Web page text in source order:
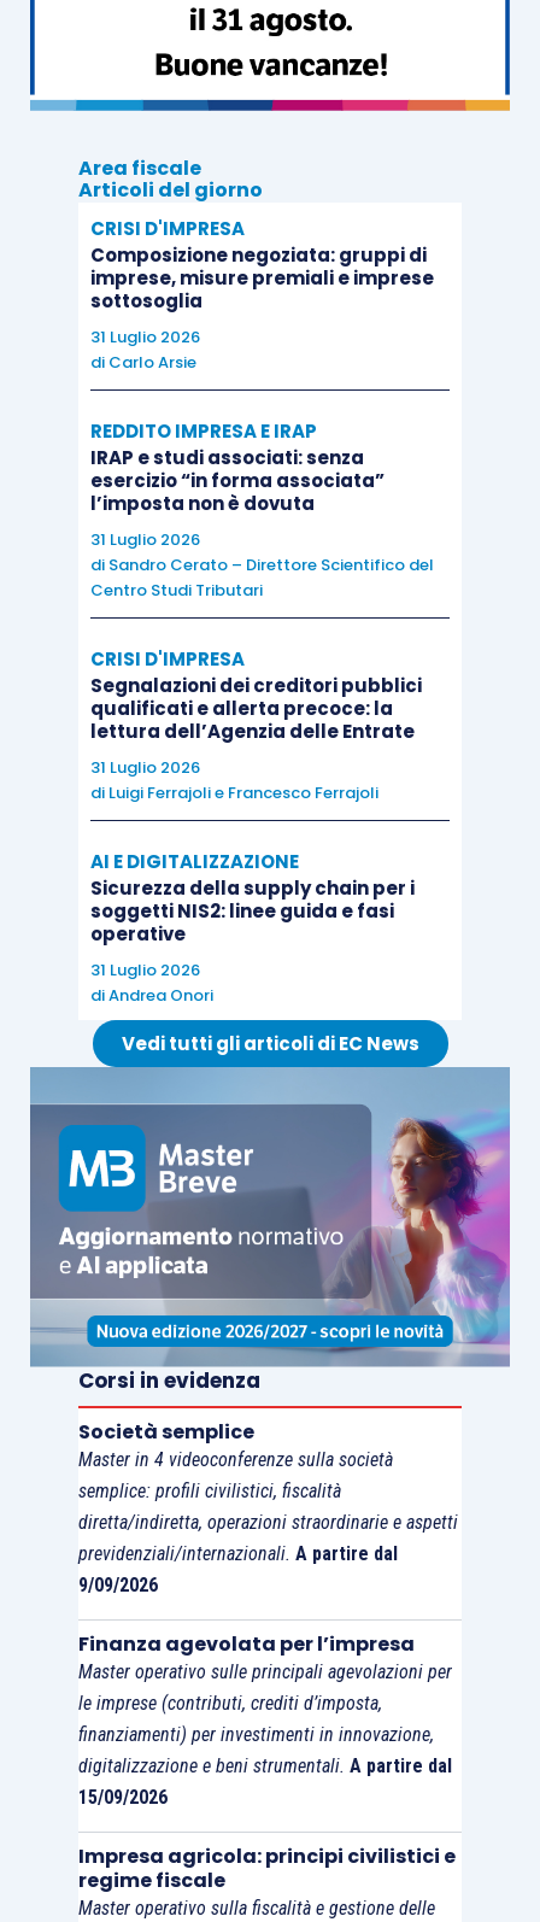
primi giorni di novembre 2018 ma
ottobre 2018. Tale comportamento viene adottato
peranticipare i termini di pagamento delle
(scritte o implicite tra le parti) prevedono che il
pagamento sia legato alla data fattura
30/60/90 giorni data fattura).
Se fino ad oggi tale comportamento operativo è
passato “sottotraccia” (vista anche l’irrilevanza
dello stesso ai fini del regolare versamento
dell’Iva) in ottica di fatturazione elettronica tale
disallineamento tra data invio e data fattura verrà
evidenziatocon la trasmissione del file xml al
crea il file xml il 14 novembre, riferito alle
consegne effettuate nell’arco del mese di
data riportata nel campo “DataFattura”
coincidere con la data di trasmissione del file
al SdI(14 novembre).
Per ovviare al problema dei termini di pagamento
rivedere le condizioni contrattuali , ad esempio
ancorando il pagamento alla data di effettuazione
dell’operazione, in vista anche dell’obbligo di
esporre tale informazione in fattura dal 1° luglio
2019 (articolo 11 D.L. 119/2018). Tale soluzione,
seppur ragionevole, è però difficilmente
rideterminare condizioni contrattuali vigenti da
anni e molte volte imposte dai clienti di maggior
dimensione.
Per approfondire questioni attinenti all’articolo vi
raccomandiamo il seguente corso:
Area fiscale
Articoli del giorno
CRISI D'IMPRESA
Composizione negoziata: gruppi di
imprese, misure premiali e imprese
sottosoglia
31 Luglio 2026
di Carlo Arsie
REDDITO IMPRESA E IRAP
IRAP e studi associati: senza
esercizio “in forma associata”
l’imposta non è dovuta
31 Luglio 2026
di Sandro Cerato – Direttore Scientifico del
Centro Studi Tributari
CRISI D'IMPRESA
Segnalazioni dei creditori pubblici
qualificati e allerta precoce: la
lettura dell’Agenzia delle Entrate
31 Luglio 2026
di Luigi Ferrajolie Francesco Ferrajoli
AI E DIGITALIZZAZIONE
Sicurezza della supply chain per i
soggetti NIS2: linee guida e fasi
operative
31 Luglio 2026
diAndrea Onori
Vedi tutti gli articoli di EC News
Corsi in evidenza
Società semplice
Master in 4 videoconferenze sulla società
semplice: profili civilistici, fiscalità
diretta/indiretta, operazioni straordinarie e aspetti
previdenziali/internazionali. A partire dal
9/09/2026
Finanza agevolata per l’impresa
Master operativo sulle principali agevolazioni per
le imprese (contributi, crediti d’imposta,
finanziamenti) per investimenti in innovazione,
digitalizzazione e beni strumentali. A partire dal
15/09/2026
Impresa agricola: principi civilistici e
regime fiscale
Master operativo sulla fiscalità e gestione delle